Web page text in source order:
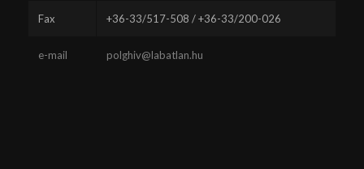
Fax +36-33/517-508 / +36-33/200-026
e-mail polghiv@labatlan.hu